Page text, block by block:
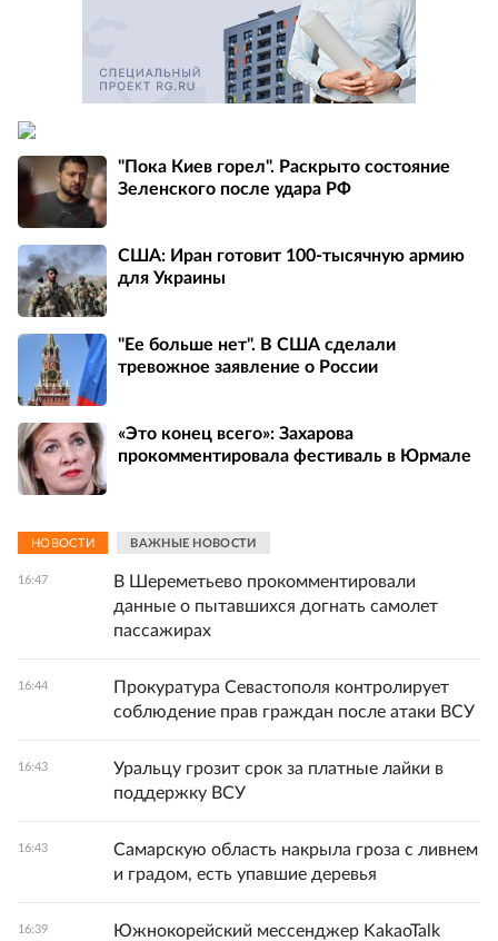
"Пока Киев горел". Раскрыто состояние
Зеленского после удара РФ
США: Иран готовит 100-тысячную армию
для Украины
"Ее больше нет". В США сделали
тревожное заявление о России
«Это конец всего»: Захарова
прокомментировала фестиваль в Юрмале
НОВОСТИ ВАЖНЫЕ НОВОСТИ
16:47
В Шереметьево прокомментировали
данные о пытавшихся догнать самолет
пассажирах
16:44
Прокуратура Севастополя контролирует
соблюдение прав граждан после атаки ВСУ
16:43
Уральцу грозит срок за платные лайки в
поддержку ВСУ
16:43
Самарскую область накрыла гроза с ливнем
и градом, есть упавшие деревья
16:39
Южнокорейский мессенджер KakaoTalk